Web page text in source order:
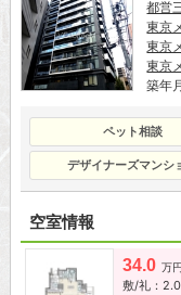
都営
東京
東京
東京
築年
ペット相談
デザイナーズマンシ
空室情報
34.0 万円
敷/礼：